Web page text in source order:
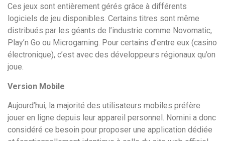
Ces jeux sont entièrement gérés grâce à différents
logiciels de jeu disponibles. Certains titres sont même
distribués par les géants de l’industrie comme Novomatic,
Play’n Go ou Microgaming. Pour certains d’entre eux (casino
électronique), c’est avec des développeurs régionaux qu’on
joue.
Version Mobile
Aujourd’hui, la majorité des utilisateurs mobiles préfère
jouer en ligne depuis leur appareil personnel. Nomini a donc
considéré ce besoin pour proposer une application dédiée